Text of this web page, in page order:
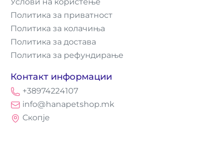
Политика за приватност
Политика за колачиња
Политика за достава
Политика за рефундирање
Контакт информации
+38974224107
info@hanapetshop.mk
Скопје